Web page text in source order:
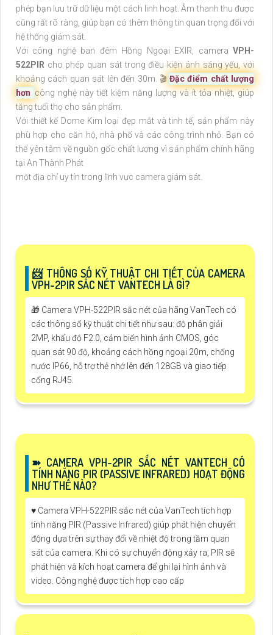
phép bạn lưu trữ dữ liệu một cách linh hoạt. Âm thanh thu được
cũng rất rõ ràng, giúp bạn có thêm thông tin quan trọng đối với
hệ thống giám sát.
Với công nghệ ban đêm Hồng Ngoại EXIR, camera VPH-
522PIR cho phép quan sát trong điều kiện ánh sáng yếu, với
khoảng cách quan sát lên đến 30m. 🎬 Đặc điểm chất lượng
hơn công nghệ này tiết kiệm năng lượng và ít tỏa nhiệt, giúp
tăng tuổi thọ cho sản phẩm.
Với thiết kế Dome Kim loại đẹp mắt và tinh tế, sản phẩm này
phù hợp cho căn hộ, nhà phố và các công trình nhỏ. Bạn có
thể yên tâm về nguồn gốc chất lượng vì sản phẩm chính hãng
tại An Thành Phát
một địa chỉ uy tín trong lĩnh vực camera giám sát.
📨 THÔNG SỐ KỸ THUẬT CHI TIẾT CỦA CAMERA
VPH-2PIR SẮC NÉT VANTECH LÀ GÌ?
🎁 Camera VPH-522PIR sắc nét của hãng VanTech có
các thông số kỹ thuật chi tiết như sau: độ phân giải
2MP, khẩu độ F2.0, cảm biến hình ảnh CMOS, góc
quan sát 90 độ, khoảng cách hồng ngoại 20m, chống
nước IP66, hỗ trợ thẻ nhớ lên đến 128GB và giao tiếp
cổng RJ45.
➽ CAMERA VPH-2PIR SẮC NÉT VANTECH CÓ
TÍNH NĂNG PIR (PASSIVE INFRARED) HOẠT ĐỘNG
NHƯ THẾ NÀO?
♥️ Camera VPH-522PIR sắc nét của VanTech tích hợp
tính năng PIR (Passive Infrared) giúp phát hiện chuyển
động dựa trên sự thay đổi về nhiệt độ trong tầm quan
sát của camera. Khi có sự chuyển động xảy ra, PIR sẽ
phát hiện và kích hoạt camera để ghi lại hình ảnh và
video. Công nghệ được tích hợp cao cấp